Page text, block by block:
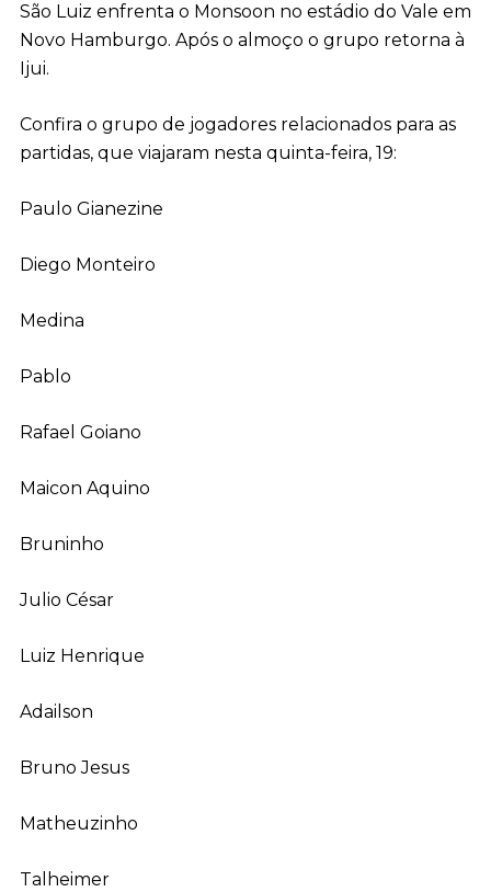
São Luiz enfrenta o Monsoon no estádio do Vale em
Novo Hamburgo. Após o almoço o grupo retorna à
Ijui.
Confira o grupo de jogadores relacionados para as
partidas, que viajaram nesta quinta-feira, 19:
Paulo Gianezine
Diego Monteiro
Medina
Pablo
Rafael Goiano
Maicon Aquino
Bruninho
Julio César
Luiz Henrique
Adailson
Bruno Jesus
Matheuzinho
Talheimer